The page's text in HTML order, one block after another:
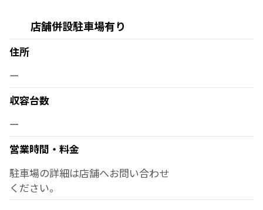
店舗併設駐車場有り
住所
ー
収容台数
ー
営業時間・料金
駐車場の詳細は店舗へお問い合わせ
ください。